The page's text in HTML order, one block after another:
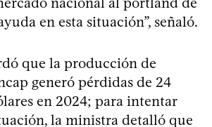
en esta situación”, señaló.
que la producción de
generó pérdidas de 24
en 2024; para intentar
la ministra detalló que